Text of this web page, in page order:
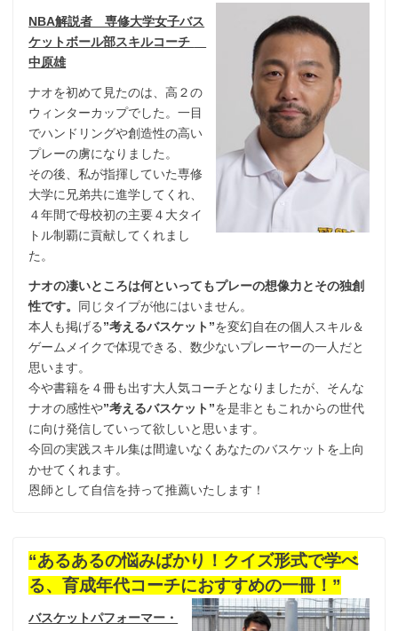
NBA解説者 専修大学女子バス
ケットボール部スキルコーチ
中原雄
ナオを初めて見たのは、高２の
ウィンターカップでした。一目
でハンドリングや創造性の高い
プレーの虜になりました。
その後、私が指揮していた専修
大学に兄弟共に進学してくれ、
４年間で母校初の主要４大タイ
トル制覇に貢献してくれまし
た。
ナオの凄いところは何といってもプレーの想像力とその独創
性です。
同じタイプが他にはいません。
本人も掲げる ”考えるバスケット”を変幻自在の個人スキル＆
ゲームメイクで体現できる、数少ないプレーヤーの一人だと
思います。
今や書籍を４冊も出す大人気コーチとなりましたが、そんな
ナオの感性や”考えるバスケット”を是非ともこれからの世代
に向け発信していって欲しいと思います。
今回の実践スキル集は間違いなくあなたのバスケットを上向
かせてくれます。
恩師として自信を持って推薦いたします！
“あるあるの悩みばかり！クイズ形式で学べ
る、育成年代コーチにおすすめの一冊！”
バスケットパフォーマー・